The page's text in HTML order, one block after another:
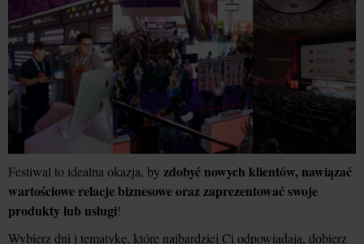
Festiwal to idealna okazja, by zdobyć nowych klientów, nawiązać
wartościowe relacje biznesowe oraz zaprezentować swoje
produkty lub usługi!
Wybierz dni i tematykę, które najbardziej Ci odpowiadają, dobierz